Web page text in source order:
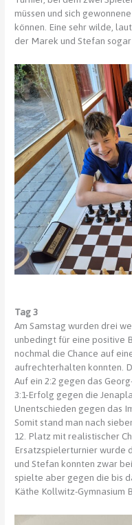
müssen und sich
können. Eine sehr wilde,
der Marek und Stefan
Tag 3
Am Samstag wurden drei
unbedingt für eine positive
nochmal die Chance auf
aufrechterhalten konnten.
Auf ein 2:2 gegen das
3:1-Erfolg gegen die
Unentschieden gegen das
Somit stand man nach
12. Platz mit realistischer
Ersatzspielerturnier wurde
und Stefan konnten zwar
spielte aber gegen die bis
Käthe Kollwitz-Gymnasium